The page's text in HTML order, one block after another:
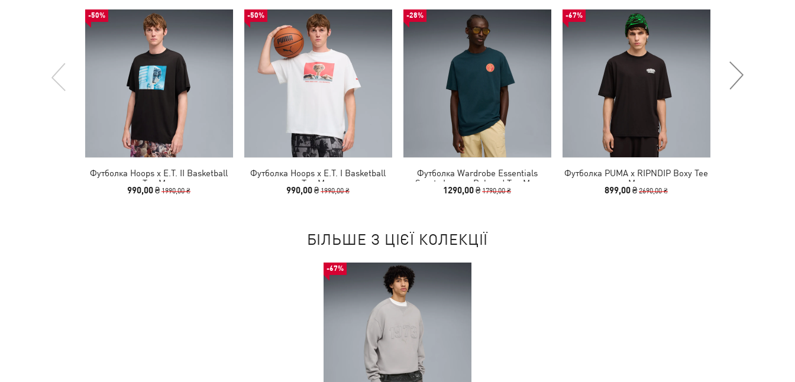
-50%
Футболка Hoops x E.T. II Basketball
Tee Men
990,00 ₴1990,00 ₴
-50%
Футболка Hoops x E.T. I Basketball
Tee Men
990,00 ₴1990,00 ₴
-28%
Футболка Wardrobe Essentials
Sports Legacy Relaxed Tee Men
1290,00 ₴1790,00 ₴
-67%
Футболка PUMA x RIPNDIP Boxy Tee
Men
899,00 ₴2690,00 ₴
БІЛЬШЕ З ЦІЄЇ КОЛЕКЦІЇ
-67%